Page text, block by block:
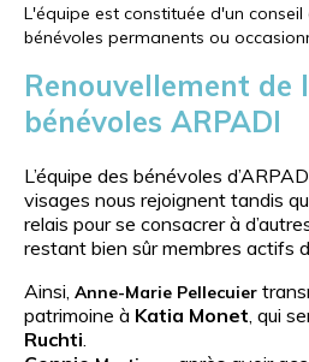
L'équipe est constituée d'un
bénévoles permanents ou
Renouvellement de
bénévoles ARPADI
L’équipe des bénévoles
visages nous rejoignent tandis
relais pour se consacrer à
restant bien sûr membres actifs
Ainsi, Anne-Marie Pellecuier
patrimoine à Katia Monet , qui
Ruchti